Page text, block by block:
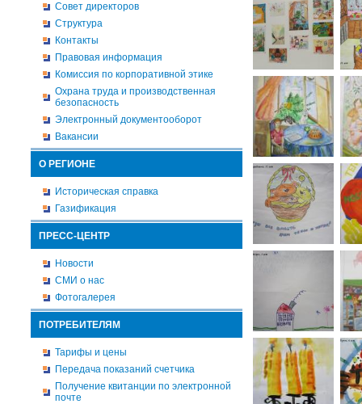
Совет директоров
Структура
Контакты
Правовая информация
Комиссия по корпоративной этике
Охрана труда и производственная
безопасность
Электронный документооборот
Вакансии
О РЕГИОНЕ
Историческая справка
Газификация
ПРЕСС-ЦЕНТР
Новости
СМИ о нас
Фотогалерея
ПОТРЕБИТЕЛЯМ
Тарифы и цены
Передача показаний счетчика
Получение квитанции по электронной
почте